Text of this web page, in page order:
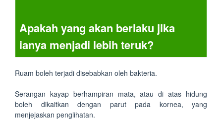
Apakah yang akan berlaku jika
ianya menjadi lebih teruk?
Ruam boleh terjadi disebabkan oleh bakteria.
Serangan kayap berhampiran mata, atau di atas hidung
boleh dikaitkan dengan parut pada kornea, yang
menjejaskan penglihatan.